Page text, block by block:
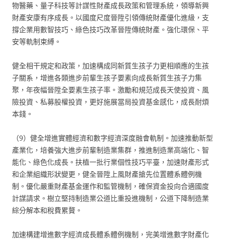
物醫藥、量子科技等計謀性財產成長政策和管理系統，領導新興
財產安康有序成長。以國度尺度晉陞引領傳統財產優化進級，支
撐企業用數智技巧、綠色技巧改革晉陞傳統財產。強化環保、平
安等軌制束縛。
健全相干規定和政策，加速構成同新質生孩子力更相順應的生孩
子關系，增進各類進步前輩生孩子要素向成長新質生孩子力集
聚，年夜幅晉陞全要素生孩子率。激勵和規范成長天使投資、風
險投資、私募股權投資，更好施展當局投資基金感化，成長耐煩
本錢。
（9）健全增進實體經濟和數字經濟深度融會軌制。加速推動新型
產業化，培養強大進步前輩制造業集群，推進制造業高端化、智
能化、綠色化成長。扶植一批行業個性技巧平臺，加速財產形式
和企業組織形狀變更，健全晉陞上風財產搶先位置體系體例機
制。優化嚴重財產基金運作和監管機制，確保資金投向合適國度
計謀請求。樹立堅持制造業公道比重投進機制，公道下降制造業
綜分解本和稅費累贅。
加速構建增進數字經濟成長體系體例機制，完美增進數字財產化